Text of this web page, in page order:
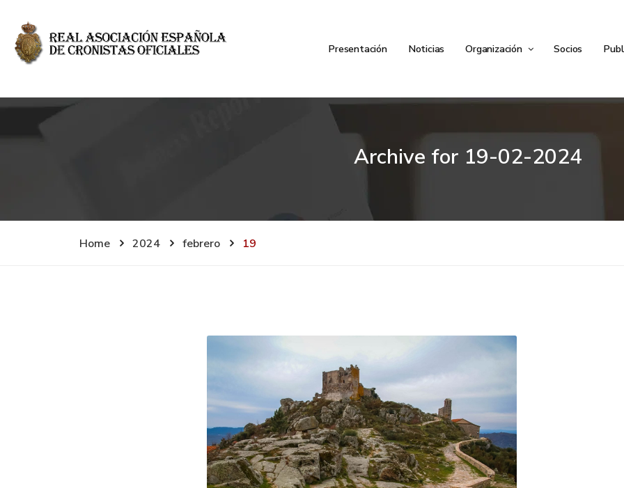
Presentación Noticias Organización Socios
Archive for 19-02-2024
Home 2024 febrero 19